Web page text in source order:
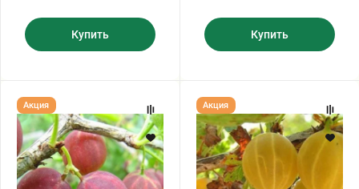
Купить Купить
Крыжовник
"МУСКАТНЫЙ"
Акция
Крыжовник
"МЕДОВЫЙ"
Акция